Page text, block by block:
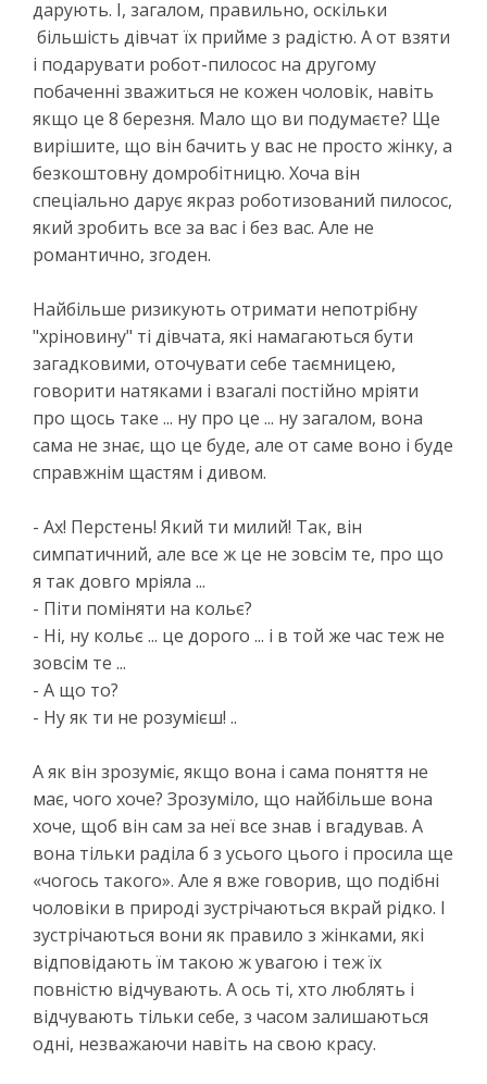
дарують. І, загалом, правильно, оскільки
більшість дівчат їх прийме з радістю. А от взяти
і подарувати робот-пилосос на другому
побаченні зважиться не кожен чоловік, навіть
якщо це 8 березня. Мало що ви подумаєте? Ще
вирішите, що він бачить у вас не просто жінку, а
безкоштовну домробітницю. Хоча він
спеціально дарує якраз роботизований пилосос,
який зробить все за вас і без вас. Але не
романтично, згоден.
Найбільше ризикують отримати непотрібну
"хріновину" ті дівчата, які намагаються бути
загадковими, оточувати себе таємницею,
говорити натяками і взагалі постійно мріяти
про щось таке ... ну про це ... ну загалом, вона
сама не знає, що це буде, але от саме воно і буде
справжнім щастям і дивом.
- Ах! Перстень! Який ти милий! Так, він
симпатичний, але все ж це не зовсім те, про що
я так довго мріяла ...
- Піти поміняти на кольє?
- Ні, ну кольє ... це дорого ... і в той же час теж не
зовсім те ...
- А що то?
- Ну як ти не розумієш! ..
А як він зрозуміє, якщо вона і сама поняття не
має, чого хоче? Зрозуміло, що найбільше вона
хоче, щоб він сам за неї все знав і вгадував. А
вона тільки раділа б з усього цього і просила ще
«чогось такого». Але я вже говорив, що подібні
чоловіки в природі зустрічаються вкрай рідко. І
зустрічаються вони як правило з жінками, які
відповідають їм такою ж увагою і теж їх
повністю відчувають. А ось ті, хто люблять і
відчувають тільки себе, з часом залишаються
одні, незважаючи навіть на свою красу.